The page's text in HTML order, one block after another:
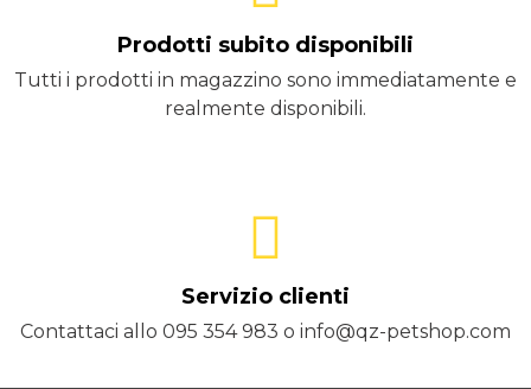
Prodotti subito disponibili
Tutti i prodotti in magazzino sono immediatamente e
realmente disponibili.
Servizio clienti
Contattaci allo 095 354 983 o info@qz-petshop.com